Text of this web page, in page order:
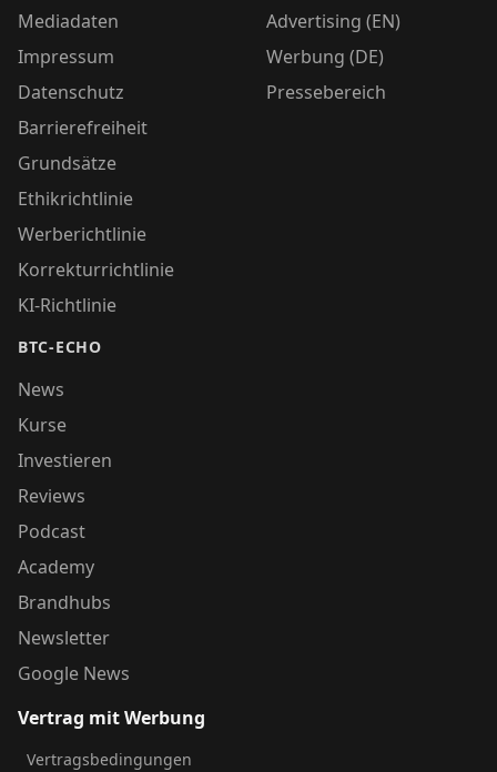
Mediadaten
Impressum
Datenschutz
Barrierefreiheit
Grundsätze
Ethikrichtlinie
Werberichtlinie
Korrekturrichtlinie
KI-Richtlinie
BTC-ECHO
News
Kurse
Investieren
Reviews
Podcast
Academy
Brandhubs
Newsletter
Google News
Advertising (EN)
Werbung (DE)
Pressebereich
Vertrag mit Werbung
Vertragsbedingungen